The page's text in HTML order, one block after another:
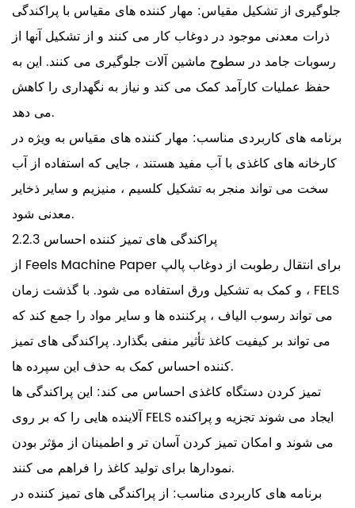
جلوگیری از تشکیل مقیاس: مهار کننده های مقیاس با پراکندگی
ذرات معدنی موجود در دوغاب کار می کنند و از تشکیل آنها از
رسوبات جامد در سطوح ماشین آلات جلوگیری می کنند. این به
حفظ عملیات کارآمد کمک می کند و نیاز به نگهداری را کاهش
می دهد.
برنامه های کاربردی مناسب: مهار کننده های مقیاس به ویژه در
کارخانه های کاغذی با آب مفید هستند ، جایی که استفاده از آب
سخت می تواند منجر به تشکیل کلسیم ، منیزیم و سایر ذخایر
معدنی شود.
2.2.3 پراکندگی های تمیز کننده احساس
از Feels Machine Paper برای انتقال رطوبت از دوغاب پالپ
و کمک به تشکیل ورق استفاده می شود. با گذشت زمان ، FELS
می تواند رسوب الیاف ، پرکننده ها و سایر مواد را جمع کند که
می تواند بر کیفیت کاغذ تأثیر منفی بگذارد. پراکندگی های تمیز
کننده احساس کمک به حذف این سپرده ها.
تمیز کردن دستگاه کاغذی احساس می کند: این پراکندگی ها
آلاینده هایی را که بر روی FELS ایجاد می شوند تجزیه و پراکنده
می شوند و امکان تمیز کردن آسان تر و اطمینان از مؤثر بودن
نمودارها برای تولید کاغذ را فراهم می کنند.
برنامه های کاربردی مناسب: از پراکندگی های تمیز کننده در